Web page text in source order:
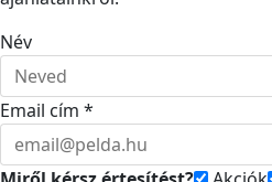
Név
Email cím *